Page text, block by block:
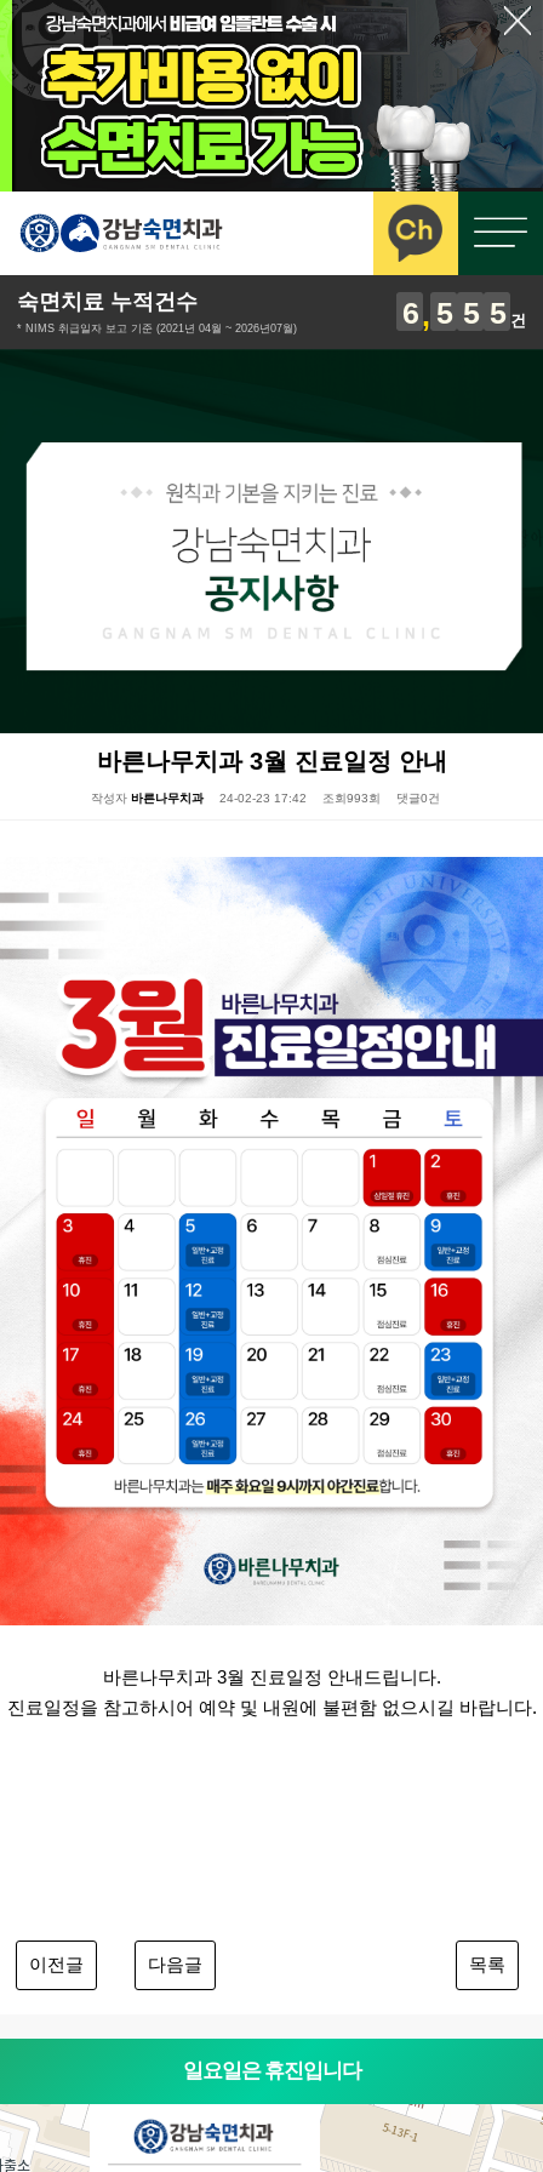
숙면치료 누적건수
* NIMS 취급일자 보고 기준 (2021년 04월 ~ 2026년07월) 6 5 5 5 건
바른나무치과 3월 진료일정 안내
작성자 바른나무치과 24-02-23 17:42 조회993회 댓글0건
바른나무치과 3월 진료일정 안내드립니다.
진료일정을 참고하시어 예약 및 내원에 불편함 없으시길 바랍니다.
이전글 다음글 목록
일요일은 휴진입니다